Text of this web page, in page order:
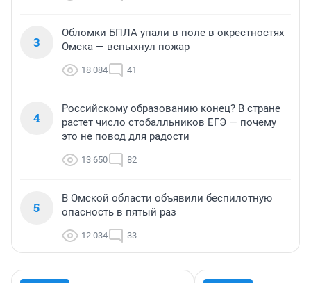
3
Обломки БПЛА упали в поле в окрестностях
Омска — вспыхнул пожар
18 084 41
4
Российскому образованию конец? В стране
растет число стобалльников ЕГЭ — почему
это не повод для радости
13 650 82
5
В Омской области объявили беспилотную
опасность в пятый раз
12 034 33